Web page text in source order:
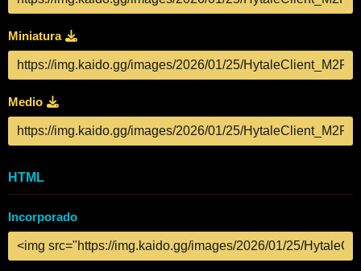
Miniatura
Medio
HTML
Incorporado